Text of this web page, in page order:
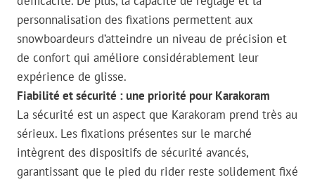
personnalisation des fixations permettent aux
snowboardeurs d’atteindre un niveau de précision et
de confort qui améliore considérablement leur
expérience de glisse.
Fiabilité et sécurité : une priorité pour Karakoram
La sécurité est un aspect que Karakoram prend très au
sérieux. Les fixations présentes sur le marché
intègrent des dispositifs de sécurité avancés,
garantissant que le pied du rider reste solidement fixé